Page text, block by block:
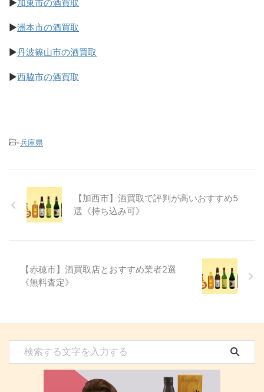
▶加東市の酒買取
▶洲本市の酒買取
▶丹波篠山市の酒買取
▶西脇市の酒買取
-兵庫県
【加西市】酒買取で評判が高いおすすめ5
選《持ち込み可》
【赤穂市】酒買取店とおすすめ業者2選
《無料査定》